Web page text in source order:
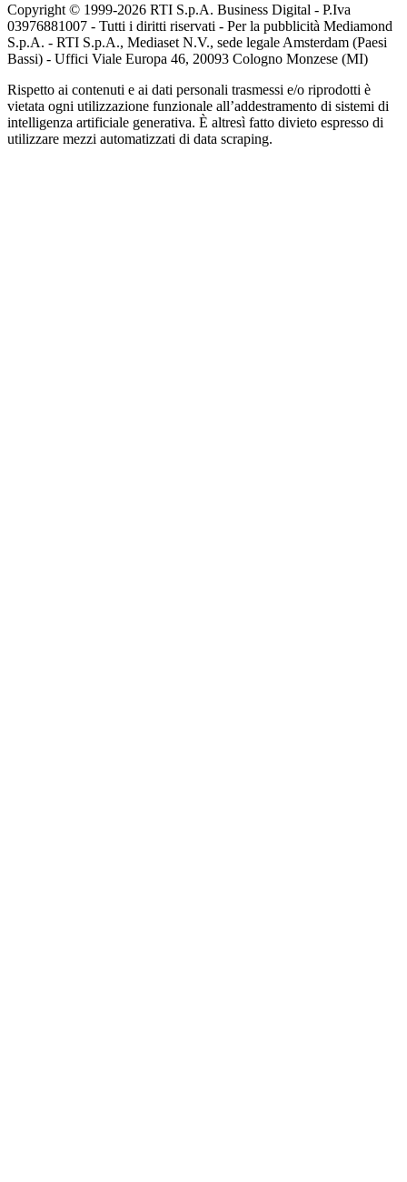
Copyright © 1999-2026 RTI S.p.A. Business Digital - P.Iva
03976881007 - Tutti i diritti riservati - Per la pubblicità Mediamond
S.p.A. - RTI S.p.A., Mediaset N.V., sede legale Amsterdam (Paesi
Bassi) - Uffici Viale Europa 46, 20093 Cologno Monzese (MI)
Rispetto ai contenuti e ai dati personali trasmessi e/o riprodotti è
vietata ogni utilizzazione funzionale all’addestramento di sistemi di
intelligenza artificiale generativa. È altresì fatto divieto espresso di
utilizzare mezzi automatizzati di data scraping.